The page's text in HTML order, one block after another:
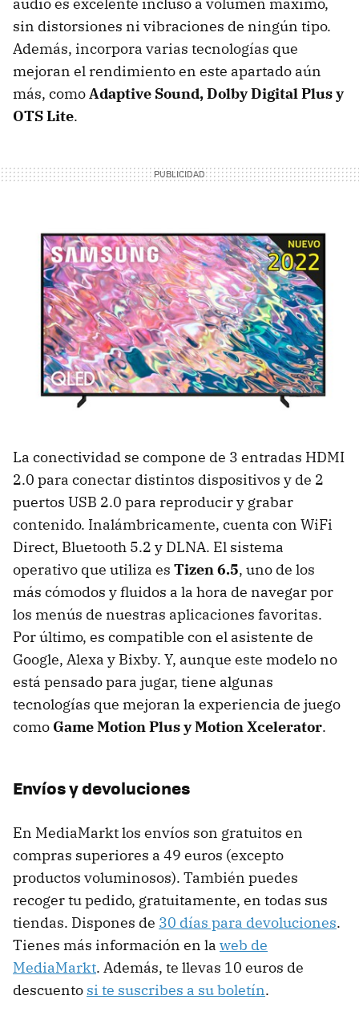
sin distorsiones ni vibraciones de ningún tipo.
Además, incorpora varias tecnologías que
mejoran el rendimiento en este apartado aún
más, comoAdaptive Sound, Dolby Digital Plus y
OTS Lite.
La conectividad se compone de 3 entradas HDMI
2.0 para conectar distintos dispositivos y de 2
puertos USB 2.0 para reproducir y grabar
contenido. Inalámbricamente, cuenta con WiFi
Direct, Bluetooth 5.2 y DLNA. El sistema
operativo que utiliza es Tizen 6.5, uno de los
más cómodos y fluidos a la hora de navegar por
los menús de nuestras aplicaciones favoritas.
Por último, es compatible con el asistente de
Google, Alexa y Bixby. Y, aunque este modelo no
está pensado para jugar, tiene algunas
tecnologías que mejoran la experiencia de juego
como Game Motion Plus y Motion Xcelerator.
Envíos y devoluciones
En MediaMarkt los envíos son gratuitos en
compras superiores a 49 euros (excepto
productos voluminosos). También puedes
recoger tu pedido, gratuitamente, en todas sus
tiendas. Dispones de 30 días para devoluciones.
Tienes más información en la web de
MediaMarkt. Además, te llevas 10 euros de
descuento si te suscribes a su boletín.